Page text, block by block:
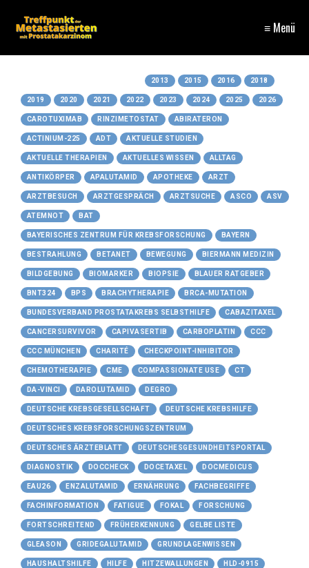
≡ Menü
2013 2015 2016 2018
2019 2020 2021 2022 2023 2024 2025 2026
CAROTUXIMAB RINZIMETOSTAT ABIRATERON
ACTINIUM-225 ADT AKTUELLE STUDIEN
AKTUELLE THERAPIEN AKTUELLES WISSEN ALLTAG
ANTIKÖRPER APALUTAMID APOTHEKE ARZT
ARZTBESUCH ARZTGESPRÄCH ARZTSUCHE ASCO ASV
ATEMNOT BAT
BAYERISCHES ZENTRUM FÜR KREBSFORSCHUNG BAYERN
BESTRAHLUNG BETANET BEWEGUNG BIERMANN MEDIZIN
BILDGEBUNG BIOMARKER BIOPSIE BLAUER RATGEBER
BNT324 BPS BRACHYTHERAPIE BRCA-MUTATION
BUNDESVERBAND PROSTATAKREBS SELBSTHILFE CABAZITAXEL
CANCERSURVIVOR CAPIVASERTIB CARBOPLATIN CCC
CCC MÜNCHEN CHARITÉ CHECKPOINT-INHIBITOR
CHEMOTHERAPIE CME COMPASSIONATE USE CT
DA-VINCI DAROLUTAMID DEGRO
DEUTSCHE KREBSGESELLSCHAFT DEUTSCHE KREBSHILFE
DEUTSCHES KREBSFORSCHUNGSZENTRUM
DEUTSCHES ÄRZTEBLATT DEUTSCHESGESUNDHEITSPORTAL
DIAGNOSTIK DOCCHECK DOCETAXEL DOCMEDICUS
EAU26 ENZALUTAMID ERNÄHRUNG FACHBEGRIFFE
FACHINFORMATION FATIGUE FOKAL FORSCHUNG
FORTSCHREITEND FRÜHERKENNUNG GELBE LISTE
GLEASON GRIDEGALUTAMID GRUNDLAGENWISSEN
HAUSHALTSHILFE HILFE HITZEWALLUNGEN HLD-0915